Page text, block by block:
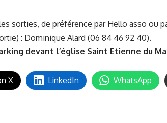
sorties, de préférence par Hello asso ou
: Dominique Alard (06 84 46 92 40).
devant l’église Saint Etienne du
X LinkedIn WhatsApp